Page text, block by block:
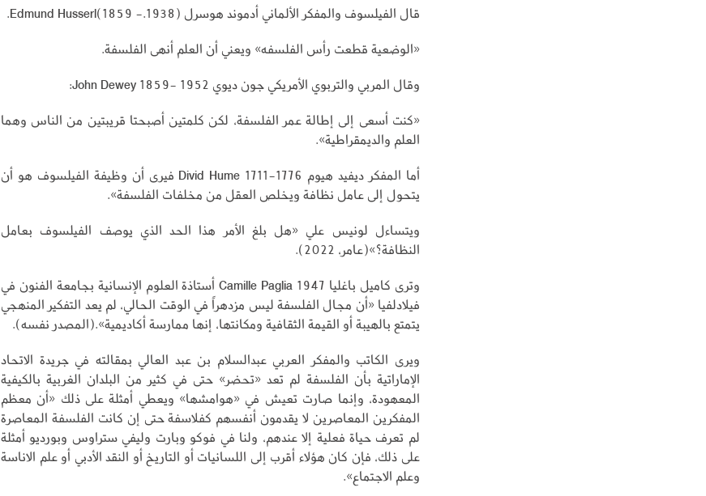
قال الفيلسوف والمفكر الألماني أدموند هوسرل Edmund Husserl(1859 -.1938).
«الوضعية قطعت رأس الفلسفه» ويعني أن العلم أنهى الفلسفة.
وقال المربي والتربوي الأمريكي جون ديوي John Dewey 1859- 1952:
«كنت أسعى إلى إطالة عمر الفلسفة، لكن كلمتين أصبحتا قريبتين من الناس وهما
العلم والديمقراطية».
أما المفكر ديفيد هيوم Divid Hume 1711-1776 فيرى أن وظيفة الفيلسوف هو أن
يتحول إلى عامل نظافة ويخلص العقل من مخلفات الفلسفة».
ويتساءل لونيس علي «هل بلغ الأمر هذا الحد الذي يوصف الفيلسوف بعامل
النظافة؟»(عامر، 2022).
وترى كاميل باغليا Camille Paglia 1947 أستاذة العلوم الإنسانية بجامعة الفنون في
فيلادلفيا «أن مجال الفلسفة ليس مزدهراً في الوقت الحالي، لم يعد التفكير المنهجي
يتمتع بالهيبة أو القيمة الثقافية ومكانتها، إنها ممارسة أكاديمية».(المصدر نفسه).
ويرى الكاتب والمفكر العربي عبدالسلام بن عبد العالي بمقالته في جريدة الاتحاد
الإماراتية بأن الفلسفة لم تعد «تحضر» حتى في كثير من البلدان الغربية بالكيفية
المعهودة، وإنما صارت تعيش في «هوامشها» ويعطي أمثلة على ذلك «أن معظم
المفكرين المعاصرين لا يقدمون أنفسهم كفلاسفة حتى إن كانت الفلسفة المعاصرة
لم تعرف حياة فعلية إلا عندهم، ولنا في فوكو وبارت وليفي ستراوس وبورديو أمثلة
على ذلك، فإن كان هؤلاء أقرب إلى اللسانيات أو التاريخ أو النقد الأدبي أو علم الاناسة
وعلم الاجتماع».